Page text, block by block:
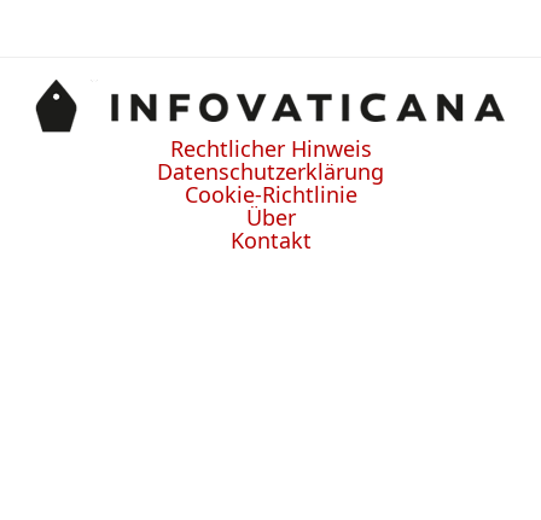
Rechtlicher Hinweis
Datenschutzerklärung
Cookie-Richtlinie
Über
Kontakt